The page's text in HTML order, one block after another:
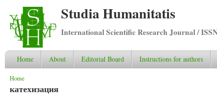
Studia Humanitatis
International Scientific Research Journal /
Home About Editorial Board Instructions for authors
You are here
Home
катехизация